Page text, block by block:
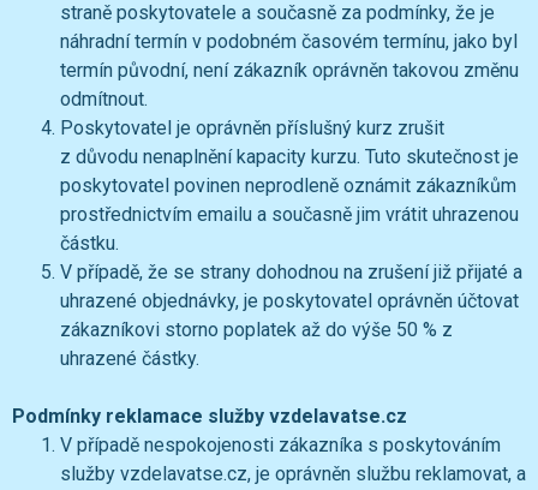
straně poskytovatele a současně za podmínky, že je
náhradní termín v podobném časovém termínu, jako byl
termín původní, není zákazník oprávněn takovou změnu
odmítnout.
Poskytovatel je oprávněn příslušný kurz zrušit
z důvodu nenaplnění kapacity kurzu. Tuto skutečnost je
poskytovatel povinen neprodleně oznámit zákazníkům
prostřednictvím emailu a současně jim vrátit uhrazenou
částku.
V případě, že se strany dohodnou na zrušení již přijaté a
uhrazené objednávky, je poskytovatel oprávněn účtovat
zákazníkovi storno poplatek až do výše 50 % z
uhrazené částky.
Podmínky reklamace služby vzdelavatse.cz
V případě nespokojenosti zákazníka s poskytováním
služby vzdelavatse.cz, je oprávněn službu reklamovat, a